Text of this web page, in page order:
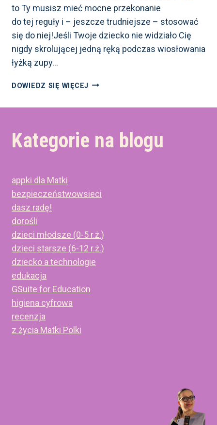
to Ty musisz mieć mocne przekonanie
do tej reguły i – jeszcze trudniejsze – stosować
się do niej!Jeśli Twoje dziecko nie widziało Cię
nigdy skrolującej jedną ręką podczas wiosłowania
łyżką zupy…
DOWIEDZ SIĘ WIĘCEJ DOMOWE
EKRANOWE
JAK
Kategorie na blogu
appki dla Matki
bezpieczeństwowsieci
dasz radę!
dorośli
dzieci młodsze (0-5 r.ż.)
dzieci starsze (6-12 r.ż.)
dziecko a technologie
edukacja
GSuite for Education
higiena cyfrowa
recenzja
z życia Matki Polki